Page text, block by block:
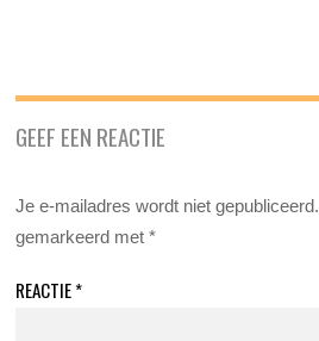
GEEF EEN REACTIE
Je e-mailadres wordt niet gepubliceerd.
gemarkeerd met*
REACTIE*